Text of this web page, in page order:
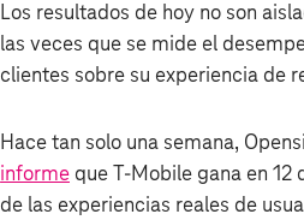
Los resultados de hoy no son
las veces que se mide el
clientes sobre su experiencia de
Hace tan solo una semana,
informe que T‑Mobile gana en
de las experiencias reales de